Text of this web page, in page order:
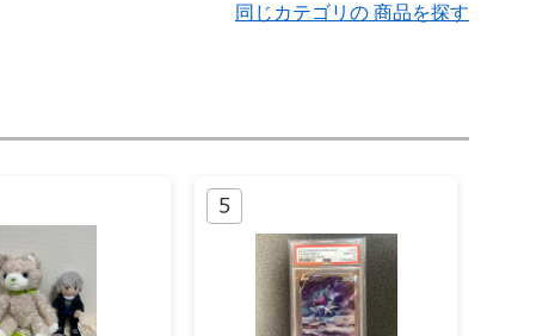
同じカテゴリの 商品を探す